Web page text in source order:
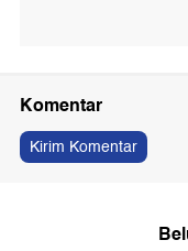
Komentar
Kirim Komentar